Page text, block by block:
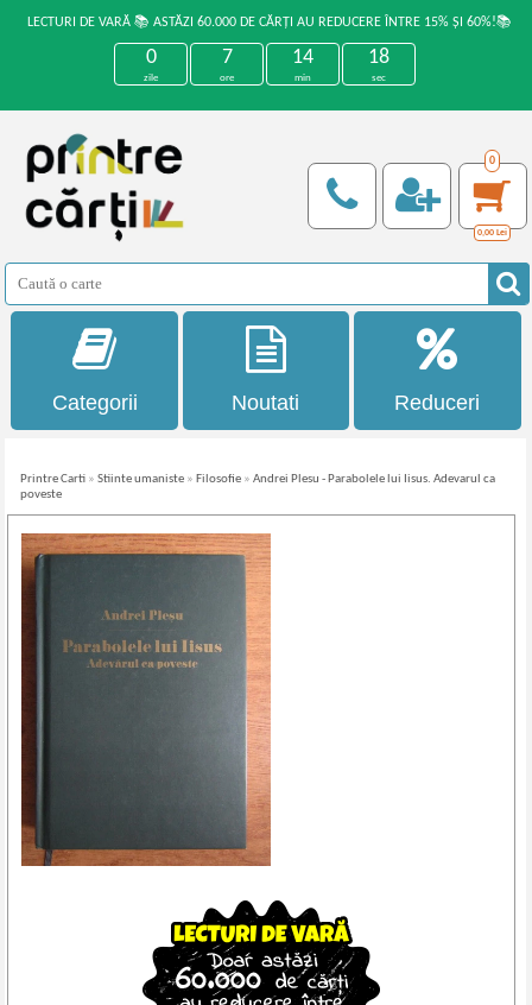
LECTURI DE VARĂ 📚 ASTĂZI 60.000 DE CĂRȚI AU REDUCERE ÎNTRE 15% ȘI 60%!📚
0
zile
7
ore
14
min
18
sec
0
0,00 Lei
Categorii Noutati Reduceri
Printre Carti »Stiinte umaniste » Filosofie »Andrei Plesu - Parabolele lui Iisus. Adevarul ca
poveste